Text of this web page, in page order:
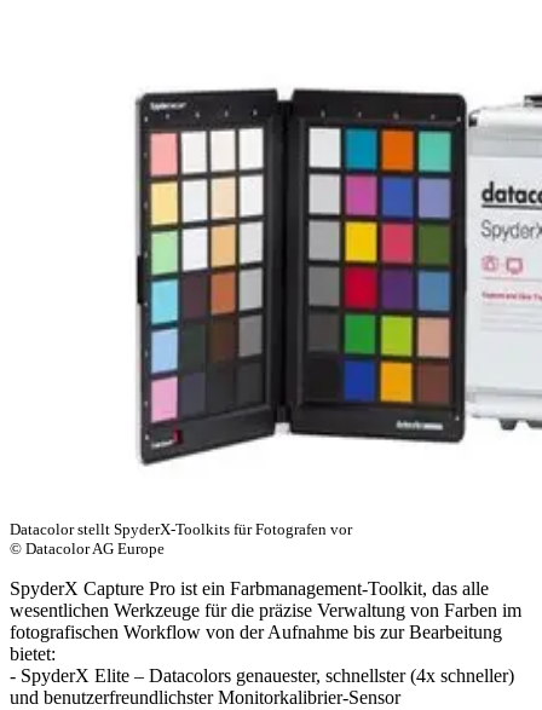
Datacolor stellt SpyderX-Toolkits für Fotografen vor
© Datacolor AG Europe
SpyderX Capture Pro ist ein Farbmanagement-Toolkit, das alle
wesentlichen Werkzeuge für die präzise Verwaltung von Farben im
fotografischen Workflow von der Aufnahme bis zur Bearbeitung
bietet:
- SpyderX Elite – Datacolors genauester, schnellster (4x schneller)
und benutzerfreundlichster Monitorkalibrier-Sensor